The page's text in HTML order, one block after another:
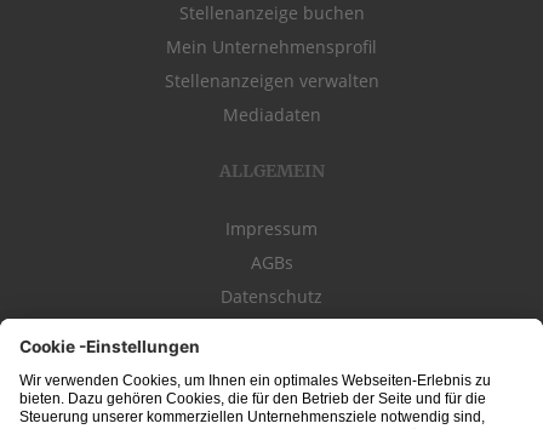
Stellenanzeige buchen
Mein Unternehmensprofil
Stellenanzeigen verwalten
Mediadaten
ALLGEMEIN
Impressum
AGBs
Datenschutz